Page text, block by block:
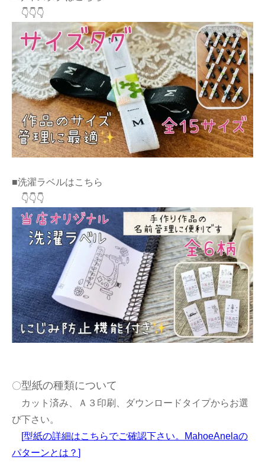
👇👇👇
■洗濯ラベルはこちら
👇👇👇
〇型紙の種類について
カット済み、Ａ３印刷、ダウンロードタイプからお選
び下さい。
[型紙の詳細はこちらでご確認下さい。MahoeAnelaの
パターンとは？ ]